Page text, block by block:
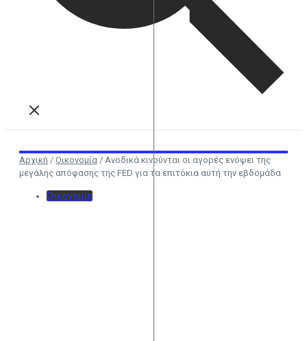
Αρχική / Οικονομία / Ανοδικά κινούνται οι αγορές ενόψει της
μεγάλης απόφασης της FED για τα επιτόκια αυτή την εβδομάδα
Οικονομία